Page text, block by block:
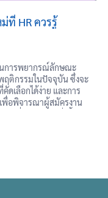
ที่ HR ควรรู้
นการพยากรณ์ลักษณะ
ฤติกรรมในปัจจุบัน ซึ่งจะ
ดเลือกได้ง่าย และการ
พื่อพิจารณาผู้สมัครงาน
าพที่ชัดเจนมากยิ่งขึ้นว่า
จึงขอยกตัวอย่างวิธีการ